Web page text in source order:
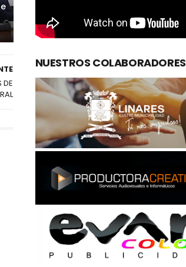
DE
NUESTROS COLABORADORES